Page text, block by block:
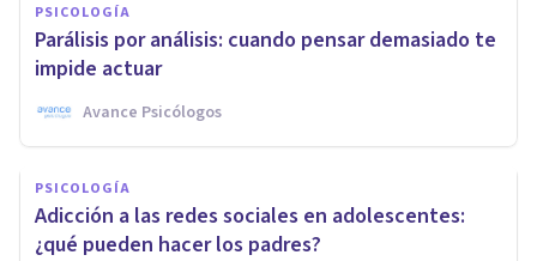
PSICOLOGÍA
Parálisis por análisis: cuando pensar demasiado te
impide actuar
Avance Psicólogos
PSICOLOGÍA
Adicción a las redes sociales en adolescentes:
¿qué pueden hacer los padres?